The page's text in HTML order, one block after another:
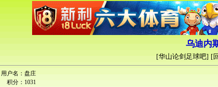
乌迪内
[华山论剑足球吧] [
用户名： 盘庄
积分： 1031